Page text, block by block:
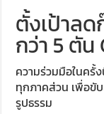
ตั้งเป้าลด
กว่า 5 ตัน
ความร่วมมือในครั้
ทุกภาคส่วน เพื่อขั
รูปธรรม